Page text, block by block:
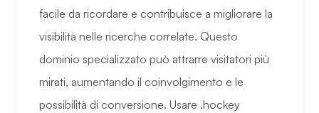
facile da ricordare e contribuisce a migliorare la
visibilità nelle ricerche correlate. Questo
dominio specializzato può attrarre visitatori più
mirati, aumentando il coinvolgimento e le
possibilità di conversione. Usare .hockey